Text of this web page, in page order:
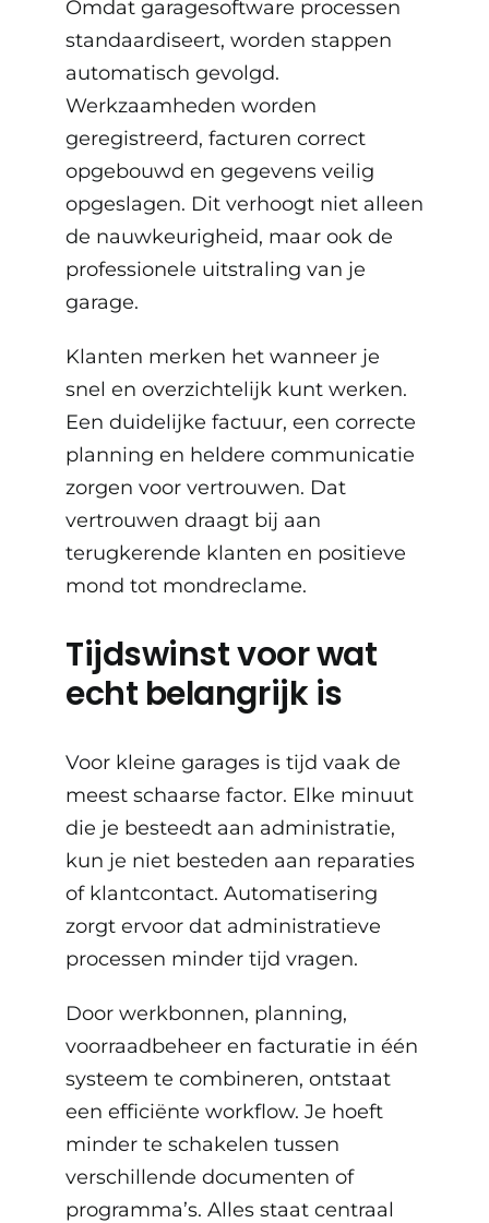
Omdat garagesoftware processen
standaardiseert, worden stappen
automatisch gevolgd.
Werkzaamheden worden
geregistreerd, facturen correct
opgebouwd en gegevens veilig
opgeslagen. Dit verhoogt niet alleen
de nauwkeurigheid, maar ook de
professionele uitstraling van je
garage.
Klanten merken het wanneer je
snel en overzichtelijk kunt werken.
Een duidelijke factuur, een correcte
planning en heldere communicatie
zorgen voor vertrouwen. Dat
vertrouwen draagt bij aan
terugkerende klanten en positieve
mond tot mondreclame.
Tijdswinst voor wat
echt belangrijk is
Voor kleine garages is tijd vaak de
meest schaarse factor. Elke minuut
die je besteedt aan administratie,
kun je niet besteden aan reparaties
of klantcontact. Automatisering
zorgt ervoor dat administratieve
processen minder tijd vragen.
Door werkbonnen, planning,
voorraadbeheer en facturatie in één
systeem te combineren, ontstaat
een efficiënte workflow. Je hoeft
minder te schakelen tussen
verschillende documenten of
programma’s. Alles staat centraal